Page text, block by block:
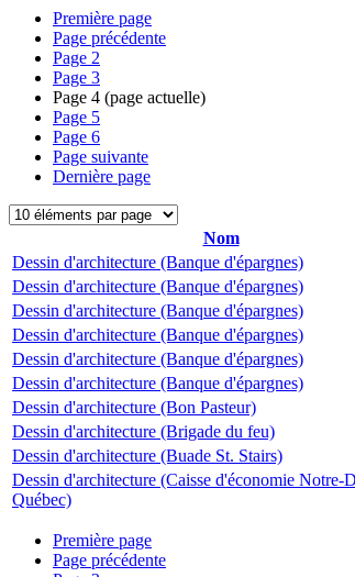
Première page
Page précédente
Page 2
Page 3
Page 4 (page actuelle)
Page 5
Page 6
Page suivante
Dernière page
Nom
Dessin d'architecture (Banque d'épargnes)
Dessin d'architecture (Banque d'épargnes)
Dessin d'architecture (Banque d'épargnes)
Dessin d'architecture (Banque d'épargnes)
Dessin d'architecture (Banque d'épargnes)
Dessin d'architecture (Banque d'épargnes)
Dessin d'architecture (Bon Pasteur)
Dessin d'architecture (Brigade du feu)
Dessin d'architecture (Buade St. Stairs)
Dessin d'architecture (Caisse d'économie Notre-
Québec)
Première page
Page précédente